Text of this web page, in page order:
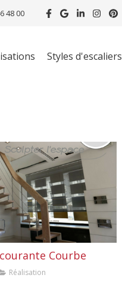
48 00
Styles d'escaliers
Courbe
Réalisation